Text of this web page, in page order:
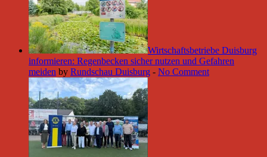
Wirtschaftsbetriebe Duisburg
informieren: Regenbecken sicher nutzen und Gefahren
meiden by Rundschau Duisburg - No Comment